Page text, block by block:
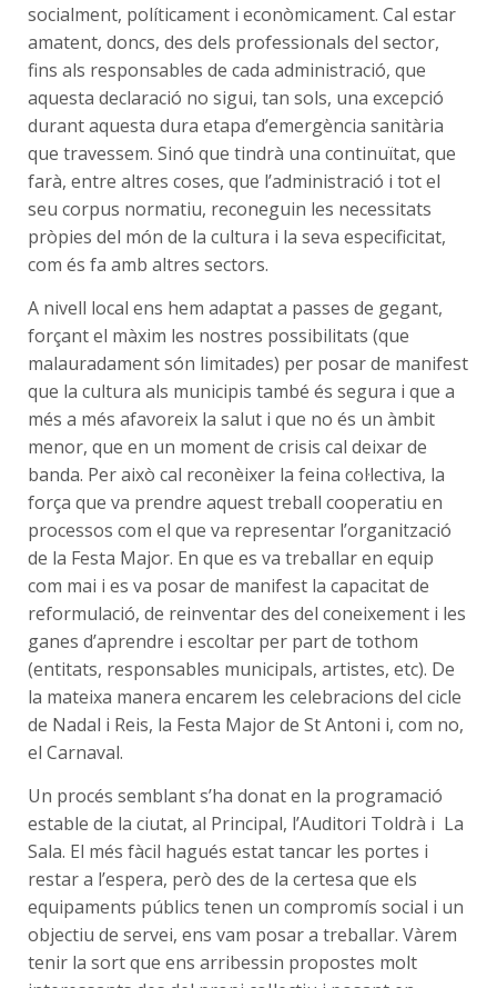
socialment, políticament i econòmicament. Cal estar
amatent, doncs, des dels professionals del sector,
fins als responsables de cada administració, que
aquesta declaració no sigui, tan sols, una excepció
durant aquesta dura etapa d’emergència sanitària
que travessem. Sinó que tindrà una continuïtat, que
farà, entre altres coses, que l’administració i tot el
seu corpus normatiu, reconeguin les necessitats
pròpies del món de la cultura i la seva especificitat,
com és fa amb altres sectors.
A nivell local ens hem adaptat a passes de gegant,
forçant el màxim les nostres possibilitats (que
malauradament són limitades) per posar de manifest
que la cultura als municipis també és segura i que a
més a més afavoreix la salut i que no és un àmbit
menor, que en un moment de crisis cal deixar de
banda. Per això cal reconèixer la feina col·lectiva, la
força que va prendre aquest treball cooperatiu en
processos com el que va representar l’organització
de la Festa Major. En que es va treballar en equip
com mai i es va posar de manifest la capacitat de
reformulació, de reinventar des del coneixement i les
ganes d’aprendre i escoltar per part de tothom
(entitats, responsables municipals, artistes, etc). De
la mateixa manera encarem les celebracions del cicle
de Nadal i Reis, la Festa Major de St Antoni i, com no,
el Carnaval.
Un procés semblant s’ha donat en la programació
estable de la ciutat, al Principal, l’Auditori Toldrà i La
Sala. El més fàcil hagués estat tancar les portes i
restar a l’espera, però des de la certesa que els
equipaments públics tenen un compromís social i un
objectiu de servei, ens vam posar a treballar. Vàrem
tenir la sort que ens arribessin propostes molt